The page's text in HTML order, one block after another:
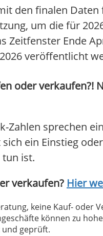
den finalen
um die für
Zeitfenster Ende
veröffentlicht
oder
Zahlen sprechen
ein Einstieg
tun ist.
verkaufen? Hier
keine Kauf-
können zu
geprüft.